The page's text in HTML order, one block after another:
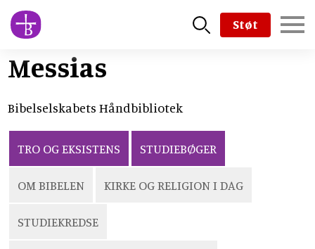
Skip
to
content
Støt
Messias
Bibelselskabets Håndbibliotek
TRO OG EKSISTENS STUDIEBØGER
OM BIBELEN KIRKE OG RELIGION I DAG
STUDIEKREDSE